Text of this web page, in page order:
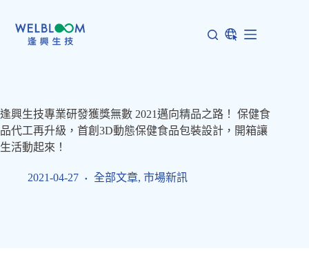
逢興生技專業研發獲獎無數 2021邁向精品之路！ 保健食
品代工再升級，首創3D動態保健食品包裝設計，開箱讓
生活動起來！
2021-04-27 全部文章, 市場新訊